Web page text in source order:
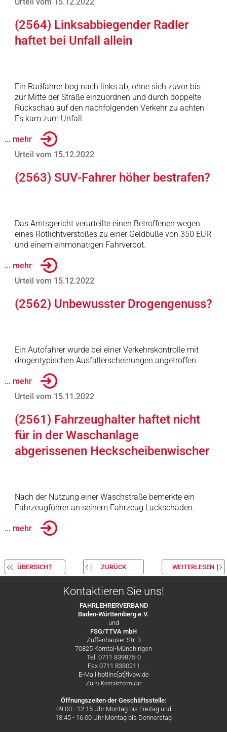
(2564) Linksabbiegender Radler
haftet bei Unfall allein
Ein Radfahrer bog nach links ab, ohne sich zuvor bis
zur Mitte der Straße einzuordnen und durch doppelte
Rückschau auf den nachfolgenden Verkehr zu achten
Es kam zum Unfall.
... mehr
Urteil vom 15.12.2022
(2563) SUV-Fahrer höher bestrafen?
Das Amtsgericht verurteilte einen Betroffenen wegen
eines Rotlichtverstoßes zu einer Geldbuße von 350 EUR
und einem einmonatigen Fahrverbot.
... mehr
Urteil vom 15.12.2022
(2562) Unbewusster Drogengenuss?
Ein Autofahrer wurde bei einer Verkehrskontrolle mit
drogentypischen Ausfallerscheinungen angetroffen.
... mehr
Urteil vom 15.11.2022
(2561) Fahrzeughalter haftet nicht
für in der Waschanlage
abgerissenen Heckscheibenwischer
Nach der Nutzung einer Waschstraße bemerkte ein
Fahrzeugführer an seinem Fahrzeug Lackschäden.
... mehr
ÜBERSICHT ZURÜCK WEITERLESEN
Kontaktieren Sie uns!
FAHRLEHRERVERBAND
Baden-Württemberg e.V.
und
FSG/TTVA mbH
Zuffenhauser Str. 3
70825 Korntal-Münchingen
Tel. 0711 839875-0
Fax 0711 8380211
E-Mail hotline[at]flvbw.de
Zum Kontaktformular
Öffnungszeiten der Geschäftsstelle:
09.00 - 12.15 Uhr Montag bis Freitag und
13.45 - 16.00 Uhr Montag bis Donnerstag